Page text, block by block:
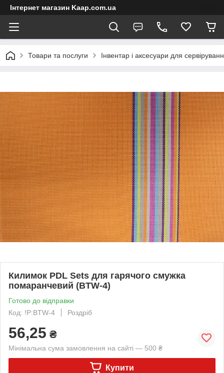
Інтернет магазин Kaap.com.ua
Товари та послуги Інвентар і аксесуари для
Килимок PDL Sets для гарячого смужка
помаранчевий (BTW-4)
Готово до відправки
Код: !P:BTW-4
Роздріб
56,25 ₴
Мінімальна сума замовлення на сайті — 500 ₴
Купити